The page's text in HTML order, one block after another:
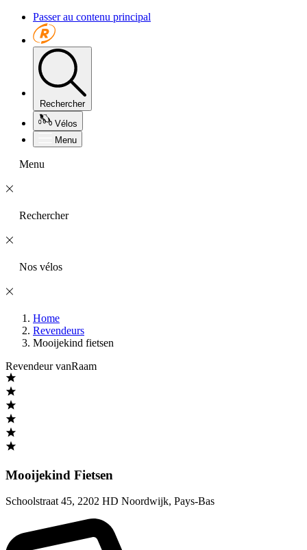
Passer au contenu principal
Rechercher
Vélos
Menu
Menu
Rechercher
Nos vélos
Home
Revendeurs
Mooijekind fietsen
Revendeur vanRaam
Mooijekind Fietsen
Schoolstraat 45, 2202 HD Noordwijk, Pays-Bas